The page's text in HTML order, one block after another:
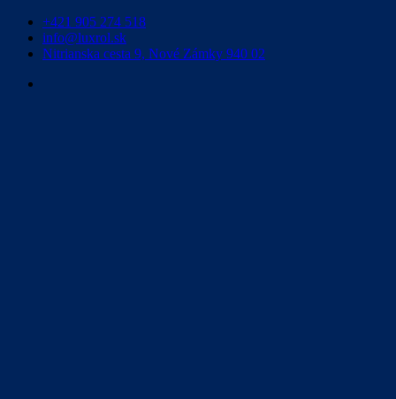
+421 905 274 518
info@luxrol.sk
Nitrianska cesta 9, Nové Zámky 940 02